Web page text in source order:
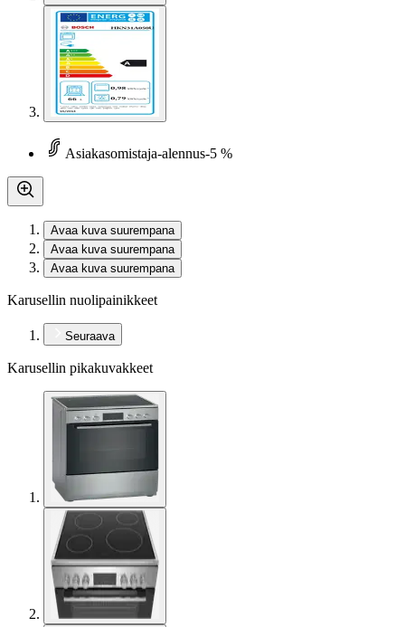
Asiakasomistaja-alennus-5 %
Avaa kuva suurempana
Avaa kuva suurempana
Avaa kuva suurempana
Karusellin nuolipainikkeet
Seuraava
Karusellin pikakuvakkeet